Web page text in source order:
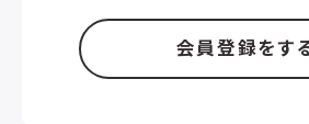
会員登録をす